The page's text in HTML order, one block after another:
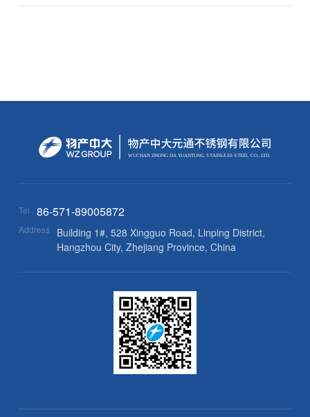
WUCHAN ZHONG DAYUANTONG STAINLESSSTEEL CO.,LTD.
Tel 86-571-89005872
Address
Building 1#, 528 Xingguo Road, Linping District,
Hangzhou City, Zhejiang Province, China